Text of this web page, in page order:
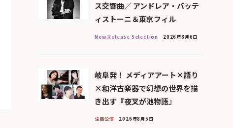
ス交響曲／ アンドレア・バッテ
ィストーニ＆東京フィル
New Release Selection 2026年8月6日
岐阜発！ メディアアート×語り
×和洋古楽器で幻想の世界を描
き出す『夜叉が池物語』
注目公演 2026年8月5日